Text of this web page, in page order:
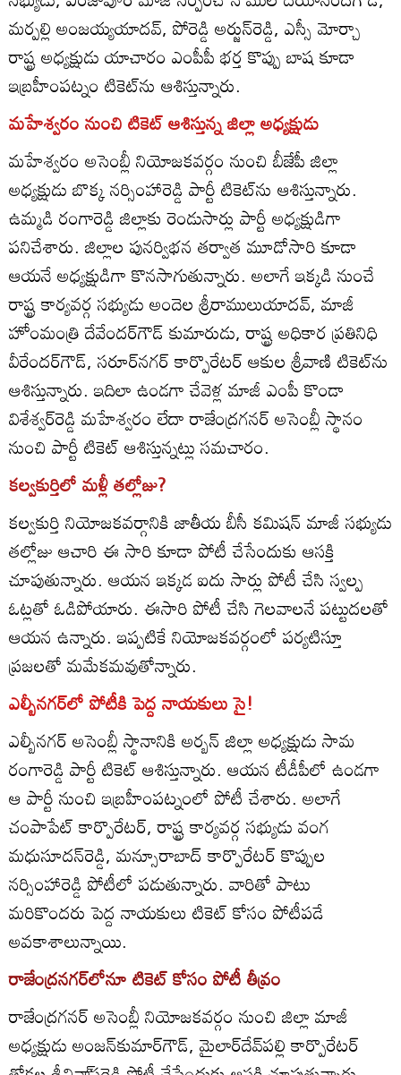
మర్పల్లి అంజయ్యయాదవ్‌, పోరెడ్డి అర్జున్‌రెడ్డి, ఎస్సీ మోర్చా
రాష్ట్ర అధ్యక్షుడు యాచారం ఎంపీపీ భర్త కొప్పు బాష కూడా
ఇబ్రహీంపట్నం టికెట్‌ను ఆశిస్తున్నారు.
మహేశ్వరం నుంచి టికెట్‌ ఆశిస్తున్న జిల్లా అధ్యక్షుడు
మహేశ్వరం అసెంబ్లీ నియోజకవర్గం నుంచి బీజేపీ జిల్లా
అధ్యక్షుడు బొక్క నర్సింహారెడ్డి పార్టీ టికెట్‌ను ఆశిస్తున్నారు.
ఉమ్మడి రంగారెడ్డి జిల్లాకు రెండుసార్లు పార్టీ అధ్యక్షుడిగా
పనిచేశారు. జిల్లాల పునర్విభన తర్వాత మూడోసారి కూడా
ఆయనే అధ్యక్షుడిగా కొనసాగుతున్నారు. అలాగే ఇక్కడి నుంచే
రాష్ట్ర కార్యవర్గ సభ్యుడు అందెల శ్రీరాములుయాదవ్‌, మాజీ
హోంమంత్రి దేవేందర్‌గౌడ్‌ కుమారుడు, రాష్ట్ర అధికార ప్రతినిధి
వీరేందర్‌గౌడ్‌, సరూర్‌నగర్‌ కార్పొరేటర్‌ ఆకుల శ్రీవాణి టికెట్‌ను
ఆశిస్తున్నారు. ఇదిలా ఉండగా చేవెళ్ల మాజీ ఎంపీ కొండా
విశేశ్వర్‌రెడ్డి మహేశ్వరం లేదా రాజేంద్రగనర్‌ అసెంబ్లీ స్థానం
నుంచి పార్టీ టికెట్‌ ఆశిస్తున్నట్లు సమచారం.
కల్వకుర్తిలో మళ్లీ తల్లోజు?
కల్వకుర్తి నియోజకవర్గానికి జాతీయ బీసీ కమిషన్‌ మాజీ సభ్యుడు
తల్లోజు ఆచారి ఈ సారి కూడా పోటీ చేసేందుకు ఆసక్తి
చూపుతున్నారు. ఆయన ఇక్కడ ఐదు సార్లు పోటీ చేసి స్వల్ప
ఓట్లతో ఓడిపోయారు. ఈసారి పోటీ చేసి గెలవాలనే పట్టుదలతో
ఆయన ఉన్నారు. ఇప్పటికే నియోజకవర్గంలో పర్యటిస్తూ
ప్రజలతో మమేకమవుతోన్నారు.
ఎల్బీనగర్‌లో పోటీకి పెద్ద నాయకులు సై!
ఎల్బీనగర్‌ అసెంబ్లీ స్థానానికి అర్బన్‌ జిల్లా అధ్యక్షుడు సామ
రంగారెడ్డి పార్టీ టికెట్‌ ఆశిస్తున్నారు. ఆయన టీడీపీలో ఉండగా
ఆ పార్టీ నుంచి ఇబ్రహీంపట్నంలో పోటీ చేశారు. అలాగే
చంపాపేట్‌ కార్పొరేటర్‌, రాష్ట్ర కార్యవర్గ సభ్యుడు వంగ
మధుసూదన్‌రెడ్డి, మన్సూరాబాద్‌ కార్పొరేటర్‌ కొప్పుల
నర్సింహారెడ్డి పోటీలో పడుతున్నారు. వారితో పాటు
మరికొందరు పెద్ద నాయకులు టికెట్‌ కోసం పోటీపడే
అవకాశాలున్నాయి.
రాజేంద్రనగర్‌లోనూ టికెట్‌ కోసం పోటీ తీవ్రం
రాజేంద్రగనర్‌ అసెంబ్లీ నియోజకవర్గం నుంచి జిల్లా మాజీ
అధ్యక్షుడు అంజన్‌కుమార్‌గౌడ్‌, మైలార్‌దేవ్‌పల్లి కార్పొరేటర్‌